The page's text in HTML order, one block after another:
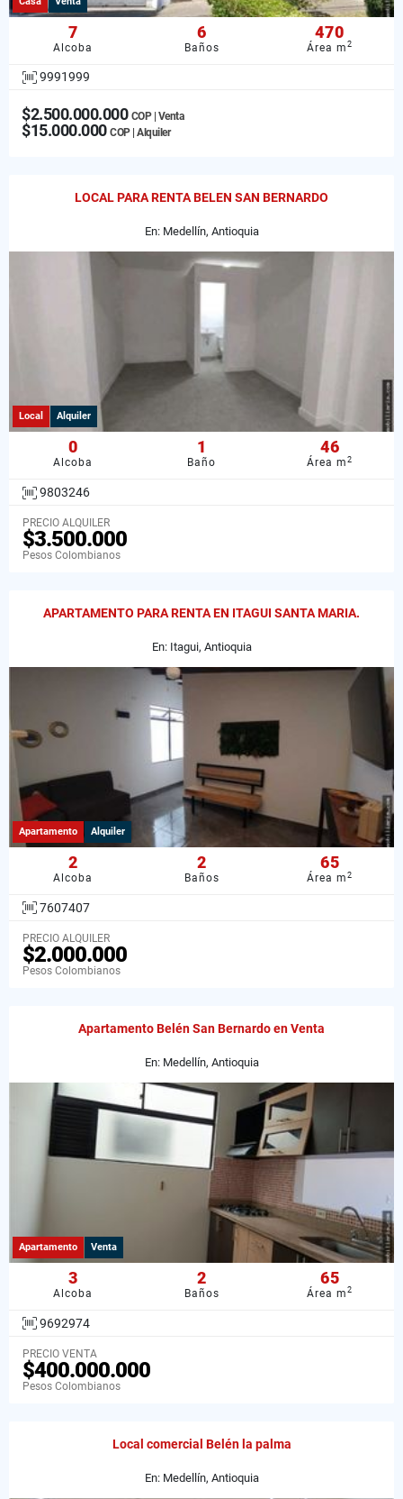
7
Alcoba
6
Baños
470
Área m2
9991999
$2.500.000.000 COP | Venta
$15.000.000 COP | Alquiler
LOCAL PARA RENTA BELEN SAN BERNARDO
En: Medellín, Antioquia
Local Alquiler
0
Alcoba
1
Baño
46
Área m2
9803246
PRECIO ALQUILER
$3.500.000
Pesos Colombianos
APARTAMENTO PARA RENTA EN ITAGUI SANTA MARIA.
En: Itagui, Antioquia
Apartamento Alquiler
2
Alcoba
2
Baños
65
Área m2
7607407
PRECIO ALQUILER
$2.000.000
Pesos Colombianos
Apartamento Belén San Bernardo en Venta
En: Medellín, Antioquia
Apartamento Venta
3
Alcoba
2
Baños
65
Área m2
9692974
PRECIO VENTA
$400.000.000
Pesos Colombianos
Local comercial Belén la palma
En: Medellín, Antioquia